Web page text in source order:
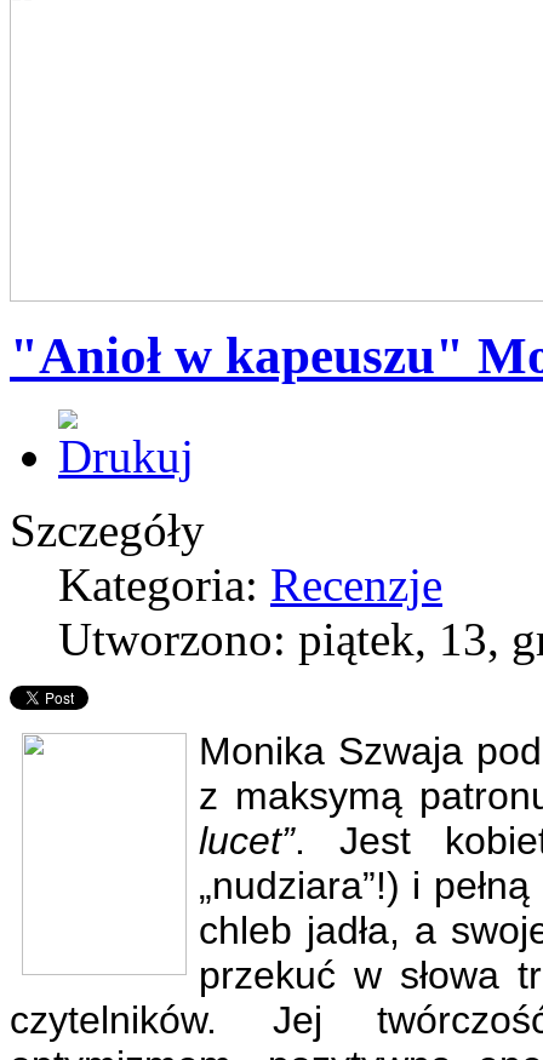
"Anioł w kapeuszu"
Szczegóły
Kategoria: Recenzje
Utworzono: piątek, 13,
Monika Szwaja
z maksymą
lucet”. Jest
„nudziara”!) i
chleb jadła, a
przekuć w słowa
czytelników. Jej